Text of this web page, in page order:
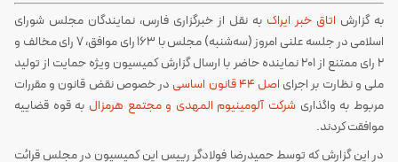
به گزارش اتاق خبر ایراک به نقل از خبرگزاری فارس، نمایندگان مجلس شورای
اسلامی در جلسه علنی امروز (سه‌شنبه) مجلس با 163 رای موافق، 7 رای مخالف و
2 رای ممتنع از 201 نماینده حاضر با ارسال گزارش کمیسیون ویژه حمایت از تولید
ملی و نظارت بر اجرای اصل 44 قانون اساسی
در خصوص نقض قانون و مقررات
مربوط به واگذاری شرکت آلومینیوم المهدی و مجتمع هرمزال به قوه قضاییه
موافقت کردند.
در این گزارش که توسط حمیدرضا فولادگر رییس این کمیسیون در مجلس قرائت